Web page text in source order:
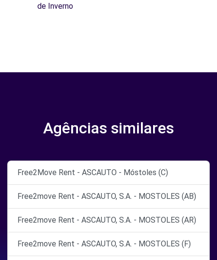
de Inverno
Agências similares
Free2Move Rent - ASCAUTO - Móstoles (C)
Free2move Rent - ASCAUTO, S.A. - MOSTOLES (AB)
Free2move Rent - ASCAUTO, S.A. - MOSTOLES (AR)
Free2move Rent - ASCAUTO, S.A. - MOSTOLES (F)